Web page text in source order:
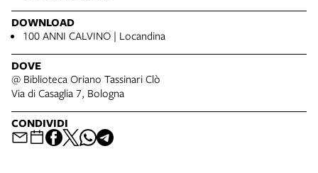
DOWNLOAD
100 ANNI CALVINO | Locandina
DOVE
@ Biblioteca Oriano Tassinari Clò
Via di Casaglia 7, Bologna
CONDIVIDI